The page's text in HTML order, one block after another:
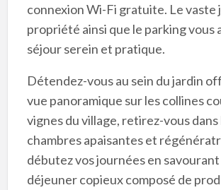
connexion Wi-Fi gratuite. Le vaste
propriété ainsi que le parking vous
séjour serein et pratique.
Détendez-vous au sein du jardin
vue panoramique sur les collines
vignes du village, retirez-vous dans
chambres apaisantes et
débutez vos journées en
déjeuner copieux composé de